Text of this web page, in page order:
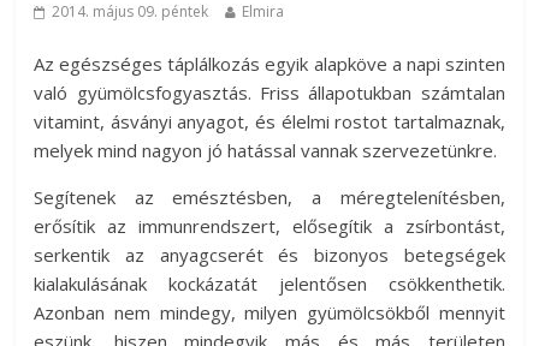
2014. május 09. péntek Elmira
Az egészséges táplálkozás egyik alapköve a napi szinten
való gyümölcsfogyasztás. Friss állapotukban számtalan
vitamint, ásványi anyagot, és élelmi rostot tartalmaznak,
melyek mind nagyon jó hatással vannak szervezetünkre.
Segítenek az emésztésben, a méregtelenítésben,
erősítik az immunrendszert, elősegítik a zsírbontást,
serkentik az anyagcserét és bizonyos betegségek
kialakulásának kockázatát jelentősen csökkenthetik.
Azonban nem mindegy, milyen gyümölcsökből mennyit